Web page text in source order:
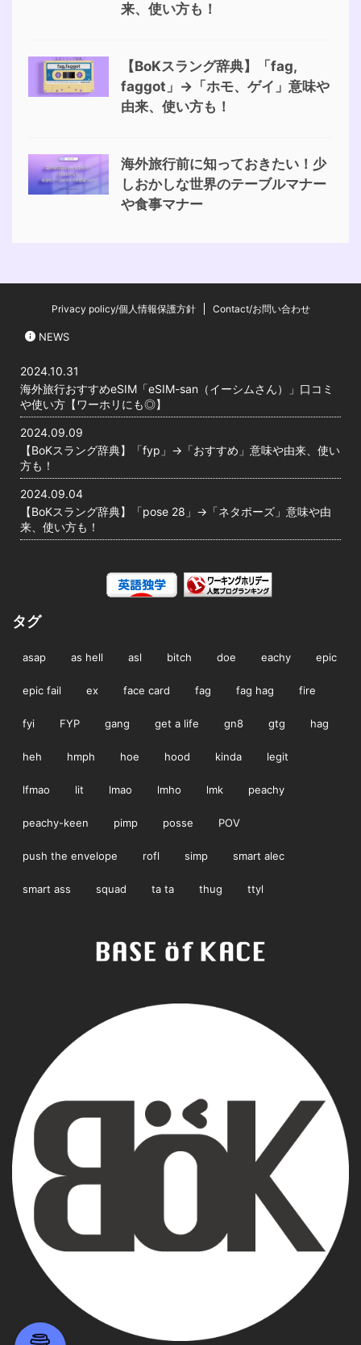
来、使い方も！
【BoKスラング辞典】「fag,
faggot」→「ホモ、ゲイ」意味や
由来、使い方も！
海外旅行前に知っておきたい！少
しおかしな世界のテーブルマナー
や食事マナー
Privacy policy/個人情報保護方針 Contact/お問い合わせ
NEWS
2024.10.31
海外旅行おすすめeSIM「eSIM-san（イーシムさん）」口コミ
や使い方【ワーホリにも◎】
2024.09.09
【BoKスラング辞典】「fyp」→「おすすめ」意味や由来、使い
方も！
2024.09.04
【BoKスラング辞典】「pose 28」→「ネタポーズ」意味や由
来、使い方も！
タグ
asap as hell asl bitch doe eachy epic
epic fail ex face card fag fag hag fire
fyi FYP gang get a life gn8 gtg hag
heh hmph hoe hood kinda legit
lfmao lit lmao lmho lmk peachy
peachy-keen pimp posse POV
push the envelope rofl simp smart alec
smart ass squad ta ta thug ttyl